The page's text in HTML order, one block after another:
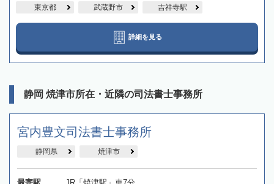
東京都 武蔵野市 吉祥寺駅
詳細を見る
静岡 焼津市所在・近隣の司法書士事務所
宮内豊文司法書士事務所
静岡県 焼津市